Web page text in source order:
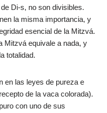
Di-s, no son divisibles.
la misma importancia, y
esencial de la Mitzvá.
Mitzvá equivale a nada, y
totalidad.
en las leyes de pureza e
de la vaca colorada).
con uno de sus